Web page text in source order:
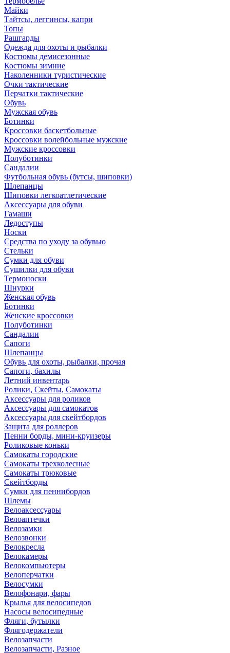
Майки
Тайтсы, леггинсы, капри
Топы
Рашгарды
Одежда для охоты и рыбалки
Костюмы демисезонные
Костюмы зимние
Наколенники туристические
Очки тактические
Перчатки тактические
Обувь
Мужская обувь
Ботинки
Кроссовки баскетбольные
Кроссовки волейбольные мужские
Мужские кроссовки
Полуботинки
Сандалии
Футбольная обувь (бутсы, шиповки)
Шлепанцы
Шиповки легкоатлетические
Аксессуары для обуви
Гамаши
Ледоступы
Носки
Средства по уходу за обувью
Стельки
Сумки для обуви
Сушилки для обуви
Термоноски
Шнурки
Женская обувь
Ботинки
Женские кроссовки
Полуботинки
Сандалии
Сапоги
Шлепанцы
Обувь для охоты, рыбалки, прочая
Сапоги, бахилы
Летний инвентарь
Ролики, Скейты, Самокаты
Аксессуары для роликов
Аксессуары для самокатов
Аксессуары для скейтбордов
Защита для роллеров
Пенни борды, мини-круизеры
Роликовые коньки
Самокаты городские
Самокаты трехколесные
Самокаты трюковые
Скейтборды
Сумки для пеннибордов
Шлемы
Велоаксессуары
Велоаптечки
Велозамки
Велозвонки
Велокресла
Велокамеры
Велокомпьютеры
Велоперчатки
Велосумки
Велофонари, фары
Крылья для велосипедов
Насосы велосипедные
Фляги, бутылки
Флягодержатели
Велозапчасти
Велозапчасти, Разное